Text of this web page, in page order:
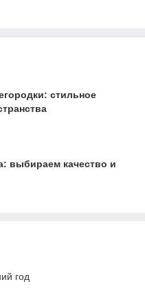
стильное
выбираем качество и
год